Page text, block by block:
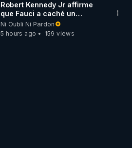
Robert Kennedy Jr affirme
que Fauci a caché un
infarctus pulmonaire
survenu après sa
vaccination
Ni Oubli Ni Pardon
5 hours ago
159 views